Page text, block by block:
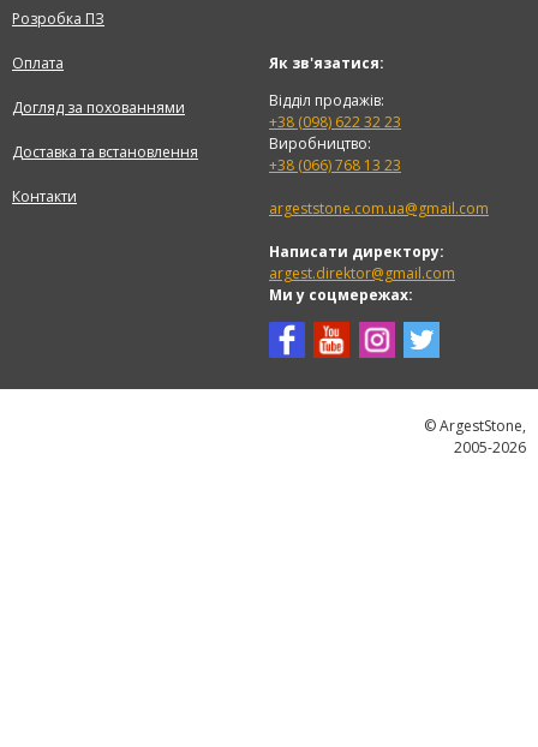
Розробка ПЗ
Оплата
Догляд за похованнями
Доставка та встановлення
Контакти
Як зв'язатися:
Відділ продажів:
+38 (098) 622 32 23
Виробництво:
+38 (066) 768 13 23
argeststone.com.ua@gmail.com
Написати директору:
argest.direktor@gmail.com
Ми у соцмережах:
© ArgestStone,
2005-2026